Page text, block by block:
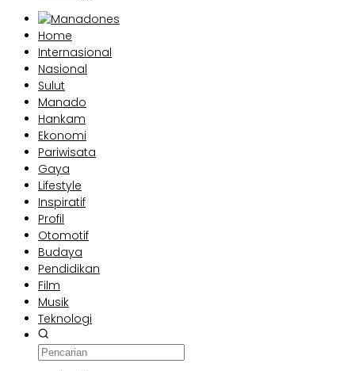
Home
Internasional
Nasional
Sulut
Manado
Hankam
Ekonomi
Pariwisata
Gaya
Lifestyle
Inspiratif
Profil
Otomotif
Budaya
Pendidikan
Film
Musik
Teknologi